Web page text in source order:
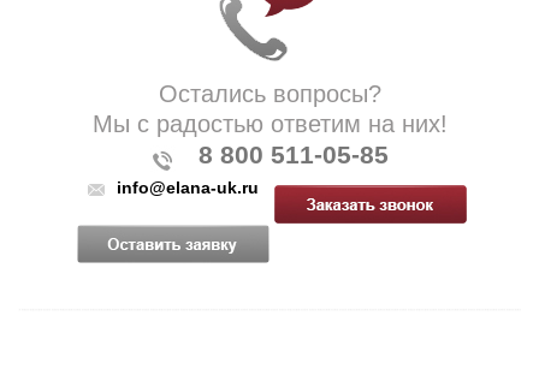
Остались вопросы?
Мы с радостью ответим на них!
8 800 511-05-85
info@elana-uk.ru